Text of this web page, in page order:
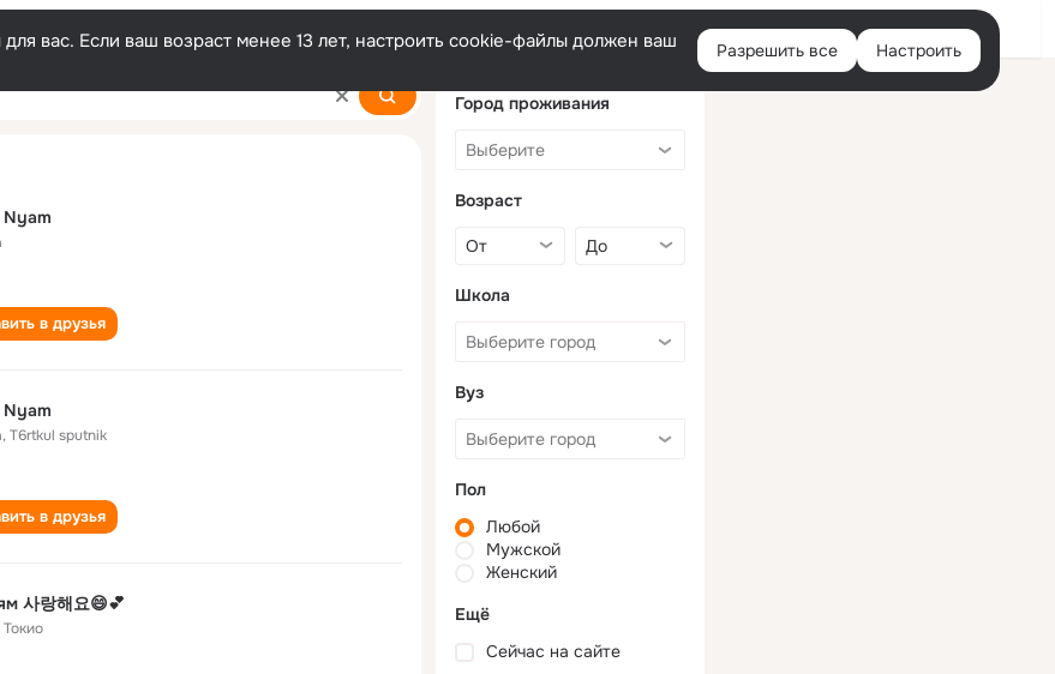
Войти
вас. Если ваш возраст менее 13 лет, настроить cookie-файлы должен ваш
Разрешить все Настроить
в друзья
,T6rtkul sputnik
в друзья
사랑해요😄💕
Токио
Город проживания
Возраст
Школа
Вуз
Пол
Любой
Мужской
Женский
Ещё
Сейчас на сайте